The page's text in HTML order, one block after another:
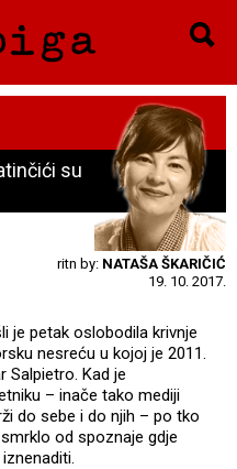
su
ritn by: NATAŠA ŠKARIČIĆ
19. 10. 2017.
je petak oslobodila krivnje
nesreću u kojoj je 2011.
Salpietro. Kad je
– inače tako mediji
do sebe i do njih – po tko
od spoznaje gdje